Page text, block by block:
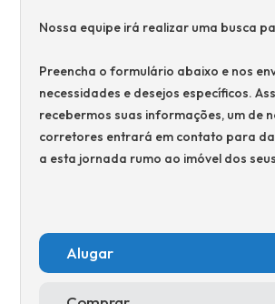
Nossa equipe irá realizar uma busca
Preencha o formulário abaixo e nos
necessidades e desejos específicos.
recebermos suas informações, um de
corretores entrará em contato para
a esta jornada rumo ao imóvel dos
Alugar